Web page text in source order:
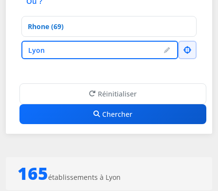
Département
VilleLyon
Réinitialiser
Chercher
165établissements à Lyon